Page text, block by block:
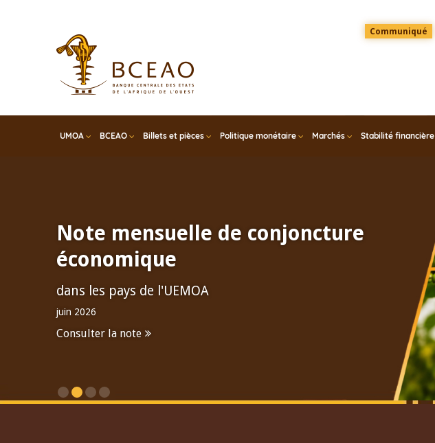
Menu
Top
Communiqué
UMOA BCEAO Billets et pièces Politique monétaire Marchés Stabilité financière
Note mensuelle de conjoncture
économique
dans les pays de l'UEMOA
juin 2026
Consulter la note